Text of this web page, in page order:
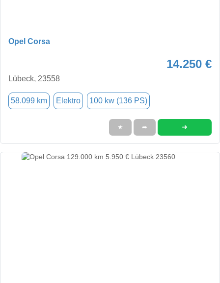
Opel Corsa
14.250 €
Lübeck, 23558
58.099 km Elektro 100 kw (136 PS)
★ ➦ ➜